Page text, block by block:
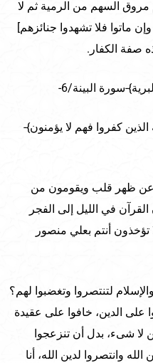
السهم من الرمية ثم لا
ماتوا فلا تشهدوا جنائزهم]
صفة الكفار.
سورة البينة/6-
كفروا فهم لا يؤمنون}-
عن ظهر قلب ويقومون من
في الليل إلى الفجر
تؤخذون أنتم بعلي منصور
لتنتصروا وتغضبوا لهم؟
على الدين، خافوا على عقيدة
لا شىء، بدل أن تنزعجوا
وانتصروا لدين الله، أنا